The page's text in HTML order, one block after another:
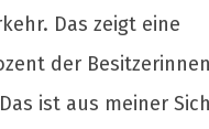
Das zeigt eine
der
ist aus meiner